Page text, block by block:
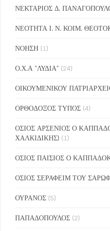
ΝΕΚΤΑΡΙΟΣ Δ.
ΝΕΟΤΗΤΑ Ι. Ν. ΚΟΙΜ.
ΝΟΗΣΗ (1)
Ο.Χ.Α "ΛΥΔΙΑ" (24)
ΟΙΚΟΥΜΕΝΙΚΟΥ
ΟΡΘΟΔΟΞΟΣ ΤΥΠΟΣ (4)
ΟΣΙΟΣ ΑΡΣΕΝΙΟΣ Ο
ΧΑΛΚΙΔΙΚΗΣ) (1)
ΟΣΙΟΣ ΠΑΙΣΙΟΣ Ο
ΟΣΙΟΣ ΣΕΡΑΦΕΙΜ ΤΟΥ ΣΑΡΩΦ
ΟΥΡΑΝΟΣ (5)
ΠΑΠΑΔΟΠΟΥΛΟΣ (2)